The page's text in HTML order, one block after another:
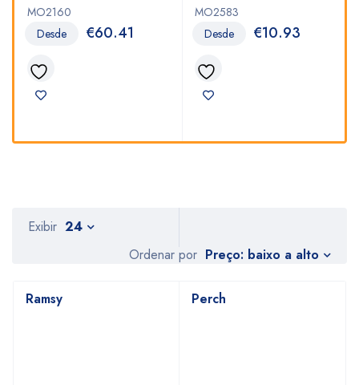
MO2160
Desde €60.41
MO2583
Desde €10.93
Ordenar por Preço: baixo a alto
Exibir 24
Ramsy Perch